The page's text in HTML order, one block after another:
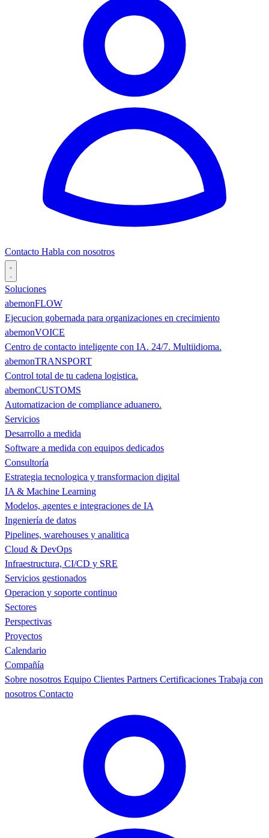
Contacto Habla con nosotros
Soluciones
abemonFLOW
Ejecucion gobernada para organizaciones en crecimiento
abemonVOICE
Centro de contacto inteligente con IA. 24/7. Multiidioma.
abemonTRANSPORT
Control total de tu cadena logistica.
abemonCUSTOMS
Automatizacion de compliance aduanero.
Servicios
Desarrollo a medida
Software a medida con equipos dedicados
Consultoría
Estrategia tecnologica y transformacion digital
IA & Machine Learning
Modelos, agentes e integraciones de IA
Ingeniería de datos
Pipelines, warehouses y analitica
Cloud & DevOps
Infraestructura, CI/CD y SRE
Servicios gestionados
Operacion y soporte continuo
Sectores
Perspectivas
Proyectos
Calendario
Compañía
Sobre nosotros Equipo Clientes Partners Certificaciones Trabaja con
nosotros Contacto